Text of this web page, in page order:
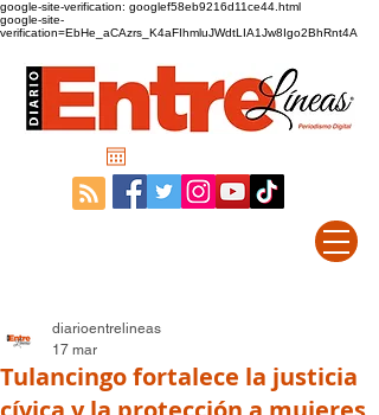
google-site-verification: googlef58eb9216d11ce44.html
google-site-
verification=EbHe_aCAzrs_K4aFIhmluJWdtLIA1Jw8Igo2BhRnt4A
Tulancingo fortalece la justicia
diarioentrelineas
17 mar